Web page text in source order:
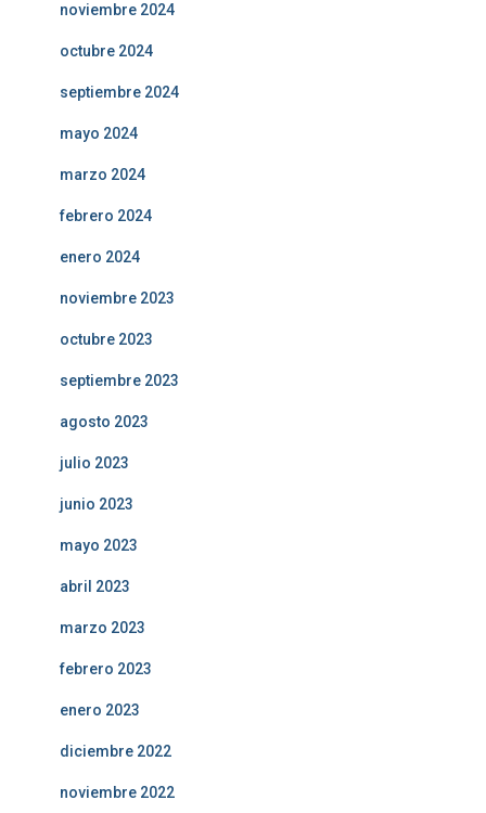
noviembre 2024
octubre 2024
septiembre 2024
mayo 2024
marzo 2024
febrero 2024
enero 2024
noviembre 2023
octubre 2023
septiembre 2023
agosto 2023
julio 2023
junio 2023
mayo 2023
abril 2023
marzo 2023
febrero 2023
enero 2023
diciembre 2022
noviembre 2022